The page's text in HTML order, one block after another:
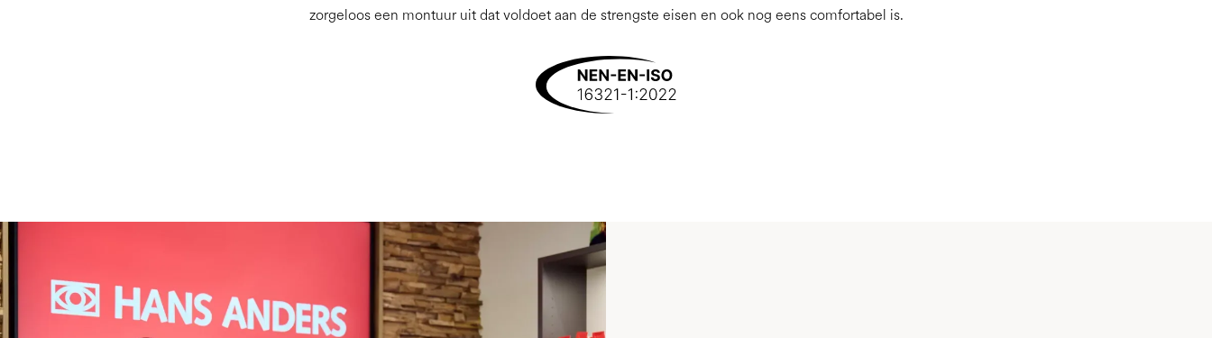
zorgeloos een montuur uit dat voldoet aan de strengste eisen en ook nog eens comfortabel is.